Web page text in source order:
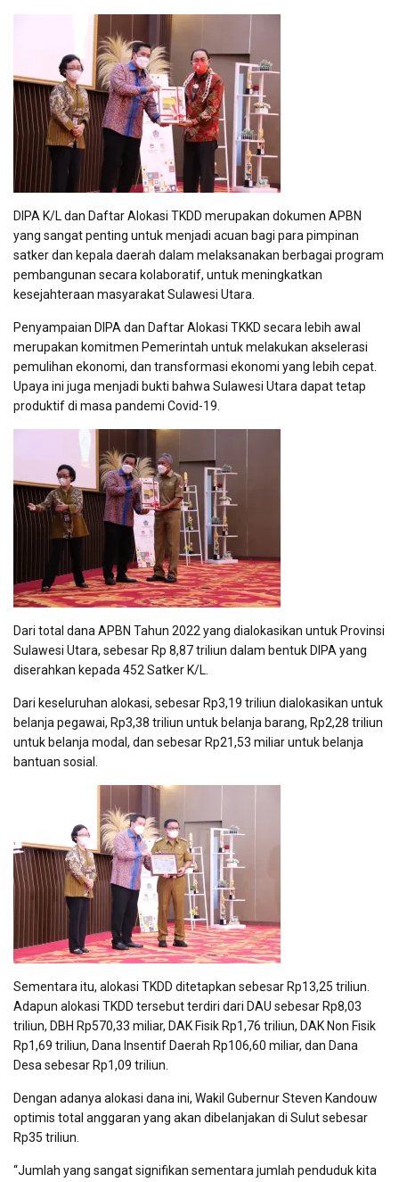
DIPA K/L dan Daftar Alokasi TKDD merupakan dokumen APBN
yang sangat penting untuk menjadi acuan bagi para pimpinan
satker dan kepala daerah dalam melaksanakan berbagai program
pembangunan secara kolaboratif, untuk meningkatkan
kesejahteraan masyarakat Sulawesi Utara.
Penyampaian DIPA dan Daftar Alokasi TKKD secara lebih awal
merupakan komitmen Pemerintah untuk melakukan akselerasi
pemulihan ekonomi, dan transformasi ekonomi yang lebih cepat.
Upaya ini juga menjadi bukti bahwa Sulawesi Utara dapat tetap
produktif di masa pandemi Covid-19.
Dari total dana APBN Tahun 2022 yang dialokasikan untuk Provinsi
Sulawesi Utara, sebesar Rp 8,87 triliun dalam bentuk DIPA yang
diserahkan kepada 452 Satker K/L.
Dari keseluruhan alokasi, sebesar Rp3,19 triliun dialokasikan untuk
belanja pegawai, Rp3,38 triliun untuk belanja barang, Rp2,28 triliun
untuk belanja modal, dan sebesar Rp21,53 miliar untuk belanja
bantuan sosial.
Sementara itu, alokasi TKDD ditetapkan sebesar Rp13,25 triliun.
Adapun alokasi TKDD tersebut terdiri dari DAU sebesar Rp8,03
triliun, DBH Rp570,33 miliar, DAK Fisik Rp1,76 triliun, DAK Non Fisik
Rp1,69 triliun, Dana Insentif Daerah Rp106,60 miliar, dan Dana
Desa sebesar Rp1,09 triliun.
Dengan adanya alokasi dana ini, Wakil Gubernur Steven Kandouw
optimis total anggaran yang akan dibelanjakan di Sulut sebesar
Rp35 triliun.
“Jumlah yang sangat signifikan sementara jumlah penduduk kita